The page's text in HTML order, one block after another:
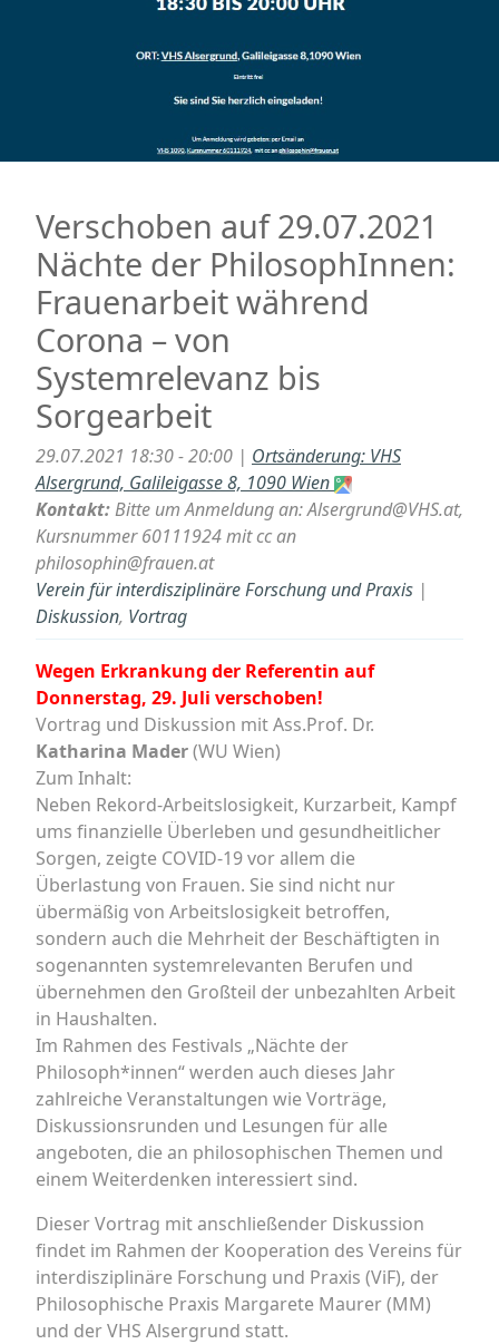
Verschoben auf 29.07.2021
Nächte der PhilosophInnen:
Frauenarbeit während
Corona – von
Systemrelevanz bis
Sorgearbeit
29.07.2021 18:30 - 20:00 | Ortsänderung: VHS
Alsergrund, Galileigasse 8, 1090 Wien
Kontakt:Bitte um Anmeldung an: Alsergrund@VHS.at,
Kursnummer 60111924 mit cc an
philosophin@frauen.at
Verein für interdisziplinäre Forschung und Praxis |
Diskussion, Vortrag
Wegen Erkrankung der Referentin auf
Donnerstag, 29. Juli verschoben!
Vortrag und Diskussion mit Ass.Prof. Dr.
Katharina Mader(WU Wien)
Zum Inhalt:
Neben Rekord-Arbeitslosigkeit, Kurzarbeit, Kampf
ums finanzielle Überleben und gesundheitlicher
Sorgen, zeigte COVID-19 vor allem die
Überlastung von Frauen. Sie sind nicht nur
übermäßig von Arbeitslosigkeit betroffen,
sondern auch die Mehrheit der Beschäftigten in
sogenannten systemrelevanten Berufen und
übernehmen den Großteil der unbezahlten Arbeit
in Haushalten.
Im Rahmen des Festivals „Nächte der
Philosoph*innen“ werden auch dieses Jahr
zahlreiche Veranstaltungen wie Vorträge,
Diskussionsrunden und Lesungen für alle
angeboten, die an philosophischen Themen und
einem Weiterdenken interessiert sind.
Dieser Vortrag mit anschließender Diskussion
findet im Rahmen der Kooperation des Vereins für
interdisziplinäre Forschung und Praxis (ViF), der
Philosophische Praxis Margarete Maurer (MM)
und der VHS Alsergrund statt.